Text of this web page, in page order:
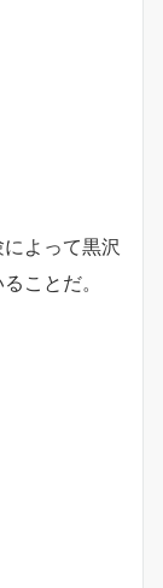
よって黒沢
ことだ。